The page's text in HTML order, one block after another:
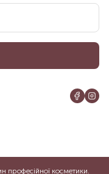
професійної косметики.